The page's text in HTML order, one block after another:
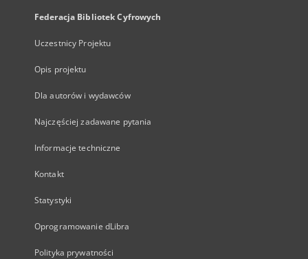
Federacja Bibliotek Cyfrowych
Uczestnicy Projektu
Opis projektu
Dla autorów i wydawców
Najczęściej zadawane pytania
Informacje techniczne
Kontakt
Statystyki
Oprogramowanie dLibra
Polityka prywatności